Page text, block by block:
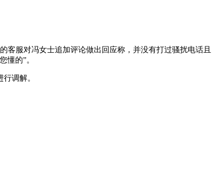
客服对冯女士追加评论做出回应称，并没有打过骚扰电话且
懂的”。
调解。